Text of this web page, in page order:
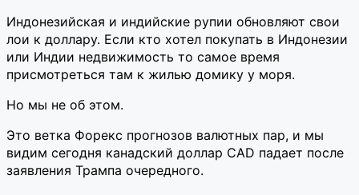
Индонезийская и индийские рупии обновляют свои
лои к доллару. Если кто хотел покупать в Индонезии
или Индии недвижимость то самое время
присмотреться там к жилью домику у моря.
Но мы не об этом.
Это ветка Форекс прогнозов валютных пар, и мы
видим сегодня канадский доллар CAD падает после
заявления Трампа очередного.